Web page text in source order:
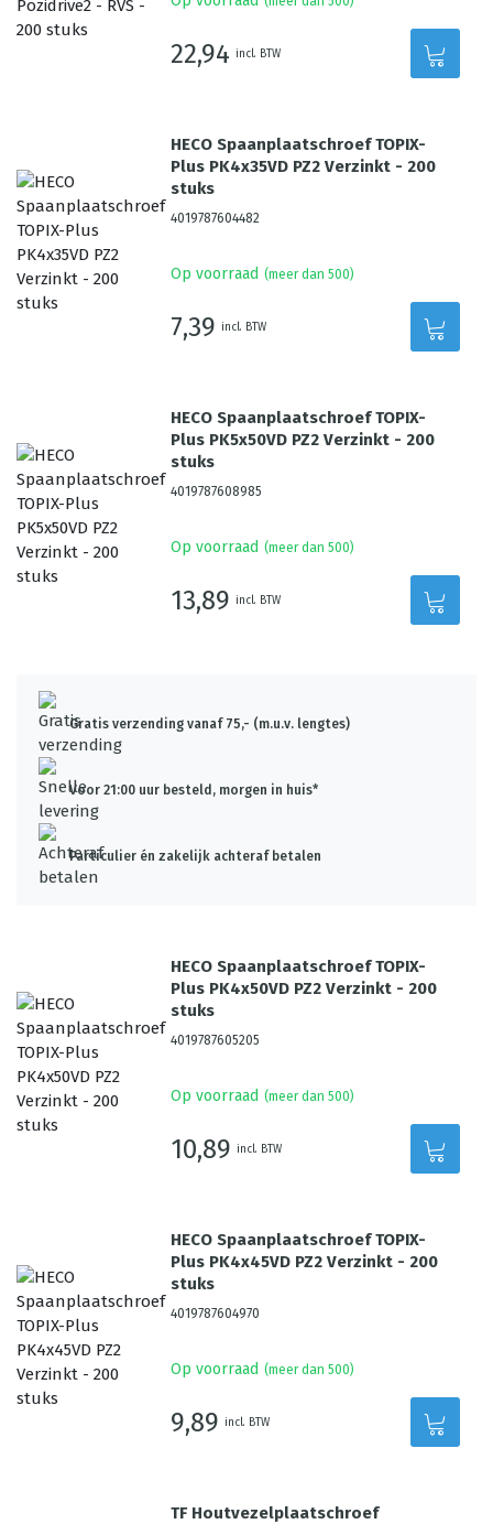
22,94 incl. BTW
HECO Spaanplaatschroef TOPIX-
Plus PK4x35VD PZ2 Verzinkt - 200
stuks
4019787604482
Op voorraad (meer dan 500)
7,39 incl. BTW
HECO Spaanplaatschroef TOPIX-
Plus PK5x50VD PZ2 Verzinkt - 200
stuks
4019787608985
Op voorraad (meer dan 500)
13,89 incl. BTW
Gratis verzending vanaf 75,- (m.u.v. lengtes)
Voor 21:00 uur besteld, morgen in huis*
Particulier én zakelijk achteraf betalen
HECO Spaanplaatschroef TOPIX-
Plus PK4x50VD PZ2 Verzinkt - 200
stuks
4019787605205
Op voorraad (meer dan 500)
10,89 incl. BTW
HECO Spaanplaatschroef TOPIX-
Plus PK4x45VD PZ2 Verzinkt - 200
stuks
4019787604970
Op voorraad (meer dan 500)
9,89 incl. BTW
TF Houtvezelplaatschroef